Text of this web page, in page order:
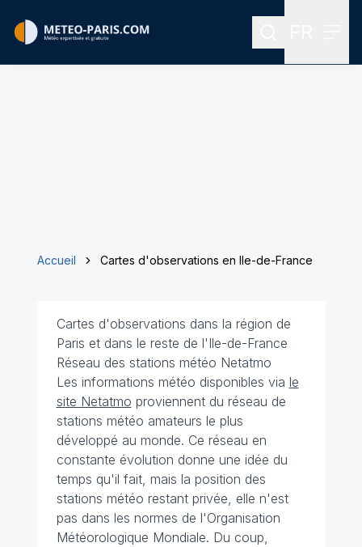
Rechercher
Accueil Cartes d'observations en Ile-de-France
Cartes d'observations dans la région de
Paris et dans le reste de l'Ile-de-France
Réseau des stations météo Netatmo
Les informations météo disponibles via le
site Netatmo proviennent du réseau de
stations météo amateurs le plus
développé au monde. Ce réseau en
constante évolution donne une idée du
temps qu'il fait, mais la position des
stations météo restant privée, elle n'est
pas dans les normes de l'Organisation
Météorologique Mondiale. Du coup,